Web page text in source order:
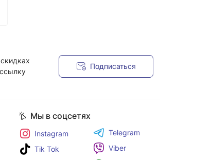
Подписаться
Мы в соцсетях
Instagram
Tik Tok
Telegram
Viber